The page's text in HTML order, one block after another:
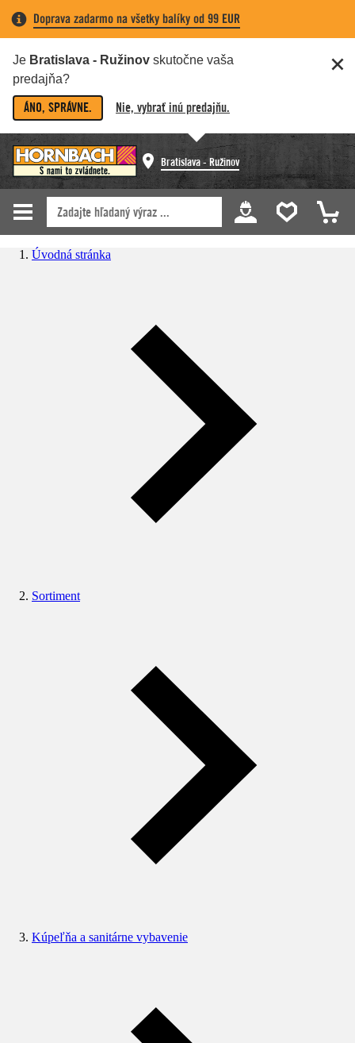
Doprava zadarmo na všetky balíky od 99 EUR
Je Bratislava - Ružinov skutočne vaša
predajňa?
ÁNO, SPRÁVNE. Nie, vybrať inú predajňu.
Bratislava - Ružinov
Úvodná stránka
Sortiment
Kúpeľňa a sanitárne vybavenie